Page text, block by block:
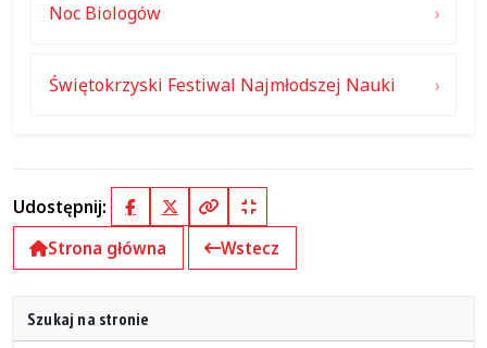
Noc Biologów
Świętokrzyski Festiwal Najmłodszej Nauki
Udostępnij: FacebookX (Twitter)
Kopiuj pełny link
Kopiuj krótki link
Strona główna
Wstecz
Szukaj na stronie